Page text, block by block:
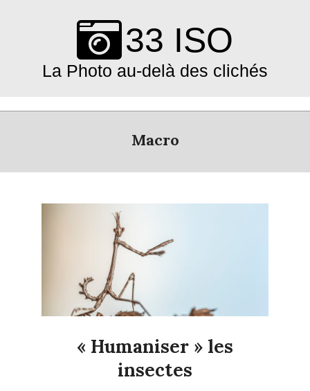
33 ISO
La Photo au-delà des clichés
Primary
Macro
« Humaniser » les
insectes